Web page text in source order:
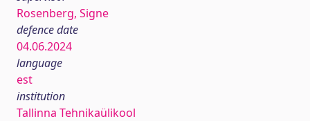
Rosenberg, Signe
defence date
04.06.2024
language
est
institution
Tallinna Tehnikaülikool